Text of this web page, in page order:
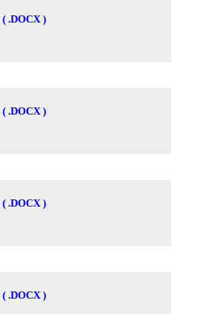
( .DOCX )
( .DOCX )
( .DOCX )
( .DOCX )